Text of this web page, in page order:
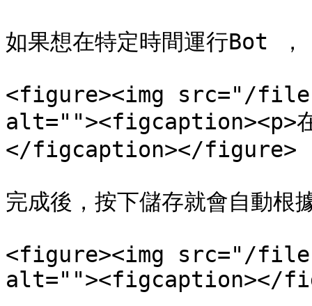
如果想在特定時間運行Bot ，
<figure><img src="/files/
alt=""><figcaption><p>在
</figcaption></figure>
完成後，按下儲存就會自動根
<figure><img src="/files/
alt=""><figcaption></